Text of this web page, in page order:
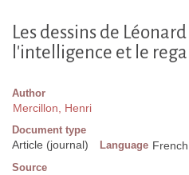
Les dessins de
l'intelligence et le
Author
Mercillon, Henri
Document type
Article (journal) Language French
Source